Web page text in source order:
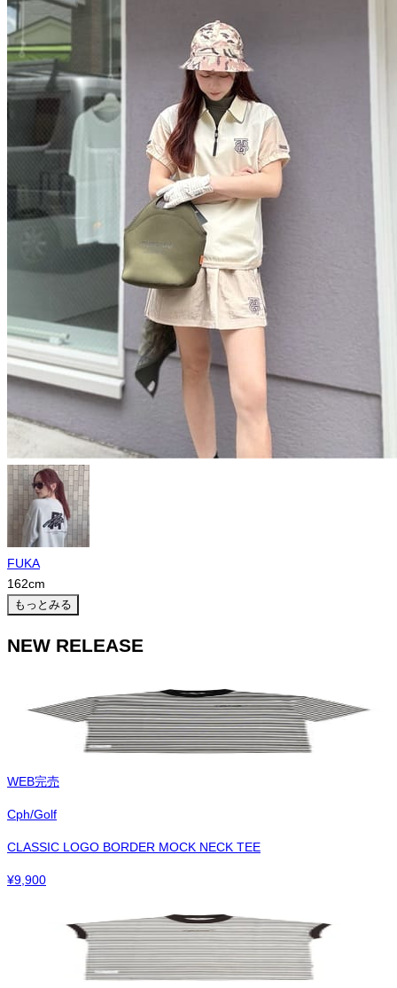
FUKA
162cm
もっとみる
NEW RELEASE
WEB完売
Cph/Golf
CLASSIC LOGO BORDER MOCK NECK TEE
¥9,900